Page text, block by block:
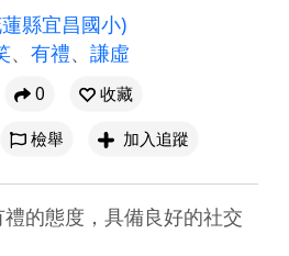
縣宜昌國小)
、 有禮、 謙虛
0
收藏
檢舉 加入追蹤
的態度，具備良好的社交